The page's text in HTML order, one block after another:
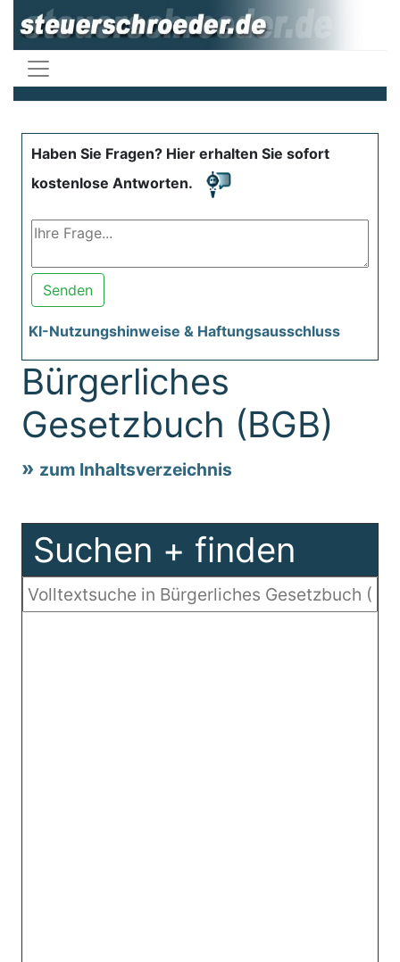
Haben Sie Fragen? Hier erhalten Sie sofort
kostenlose Antworten.
Senden
KI-Nutzungshinweise & Haftungsausschluss
Bürgerliches
Gesetzbuch (BGB)
zum Inhaltsverzeichnis
Suchen + finden